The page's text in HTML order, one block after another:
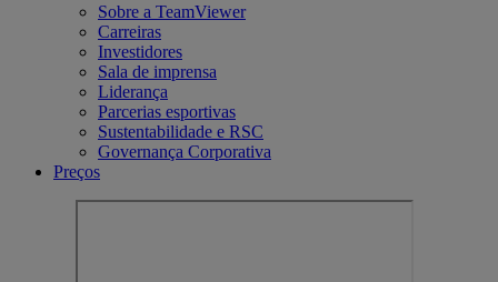
Sobre a TeamViewer
Carreiras
Investidores
Sala de imprensa
Liderança
Parcerias esportivas
Sustentabilidade e RSC
Governança Corporativa
Preços